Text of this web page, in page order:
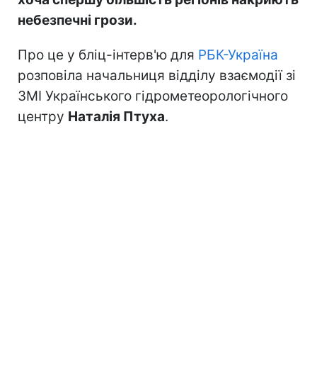
небезпечні грози.
Про це у бліц-інтерв'ю для РБК-Україна
розповіла начальниця відділу взаємодії зі
ЗМІ Українського гідрометеорологічного
центру Наталія Птуха.